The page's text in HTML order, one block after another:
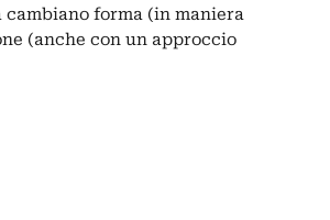
forma (in maniera
(anche con un approccio